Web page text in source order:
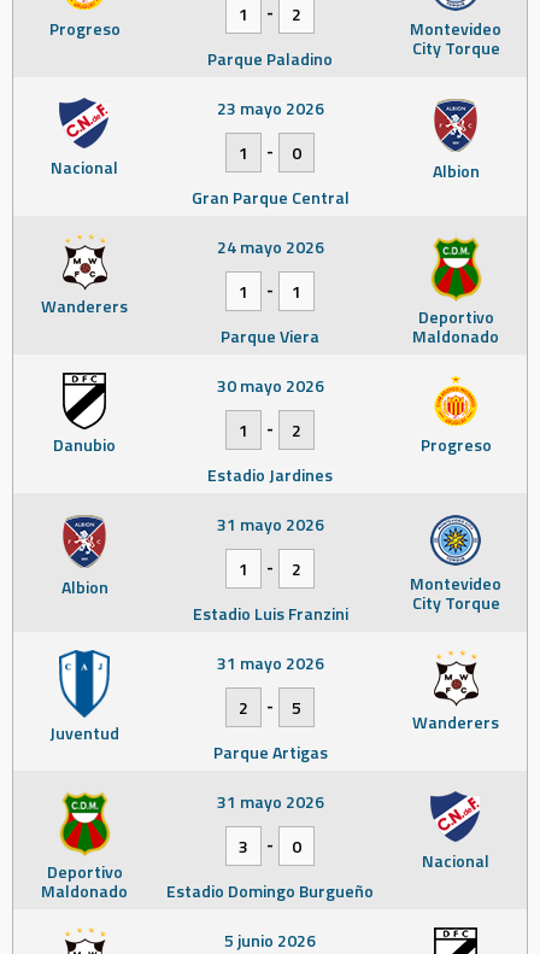
Progreso Montevideo
City Torque
1 -
2
Parque Paladino
Nacional Albion
23 mayo 2026
1
-
0
Gran Parque Central
Wanderers Deportivo
Maldonado
24 mayo 2026
1
-
1
Parque Viera
Danubio Progreso
30 mayo 2026
1
-
2
Estadio Jardines
Albion Montevideo
City Torque
31 mayo 2026
1
-
2
Estadio Luis Franzini
Juventud Wanderers
31 mayo 2026
2
-
5
Parque Artigas
Deportivo
Maldonado
Nacional
31 mayo 2026
3
-
0
Estadio Domingo Burgueño
5 junio 2026